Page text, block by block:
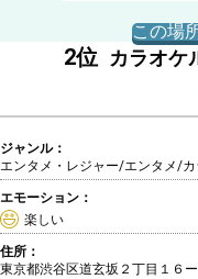
この場
2位 カラオケ
ジャンル：
エンタメ・レジャー/エンタメ/カ
エモーション：
楽しい
住所：
東京都渋谷区道玄坂２丁目１６